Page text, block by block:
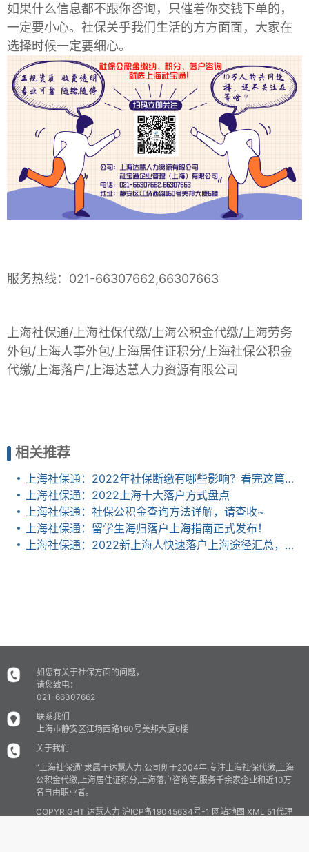
如果什么信息都不跟你咨询，只催着你交钱下单的，
一定要小心。社保关乎我们生活的方方面面，大家在
选择时候一定要细心。
服务热线：021-66307662,66307663
上海社保通/上海社保代缴/上海公积金代缴/上海劳务
外包/上海人事外包/上海居住证积分/上海社保公积金
代缴/上海落户/上海达慧人力资源有限公司
相关推荐
上海社保通：2022年社保断缴有哪些影响？看完这篇全明白了
上海社保通：2022上海十大落户方式盘点
上海社保通：社保公积金查询方法详解，请查收~
上海社保通：留学生海归落户上海指南正式发布！
上海社保通：2022新上海人快速落户上海途径汇总，新政条件、政策放宽
如您有关于社保方面的问题，
请您致电：
021-66307662
联系我们
上海市静安区江场西路160号美邦大厦6楼
关于我们
“上海社保通”隶属于达慧人力,公司创于2004年,专注上海社保代缴,上海
公积金代缴,上海居住证积分,上海落户咨询等,服务千余家企业和近10万
名自由职业者。
COPYRIGHT 达慧人力 沪ICP备19045634号-1 网站地图 XML 51代理